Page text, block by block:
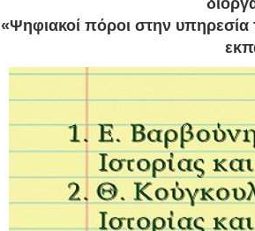
«Ψηφιακοί πόροι στην